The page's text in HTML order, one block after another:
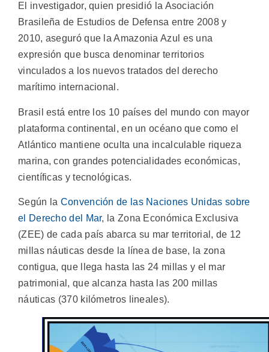
El investigador, quien presidió la Asociación
Brasileña de Estudios de Defensa entre 2008 y
2010, aseguró que la Amazonia Azul es una
expresión que busca denominar territorios
vinculados a los nuevos tratados del derecho
marítimo internacional.
Brasil está entre los 10 países del mundo con mayor
plataforma continental, en un océano que como el
Atlántico mantiene oculta una incalculable riqueza
marina, con grandes potencialidades económicas,
científicas y tecnológicas.
Según la Convención de las Naciones Unidas sobre
el Derecho del Mar, la Zona Económica Exclusiva
(ZEE) de cada país abarca su mar territorial, de 12
millas náuticas desde la línea de base, la zona
contigua, que llega hasta las 24 millas y el mar
patrimonial, que alcanza hasta las 200 millas
náuticas (370 kilómetros lineales).